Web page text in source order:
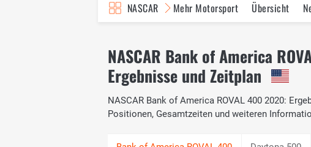
NASCAR Mehr Motorsport Übersicht
NASCAR Bank of America
Ergebnisse und Zeitplan
NASCAR Bank of America ROVAL 400 2020:
Positionen, Gesamtzeiten und weiteren